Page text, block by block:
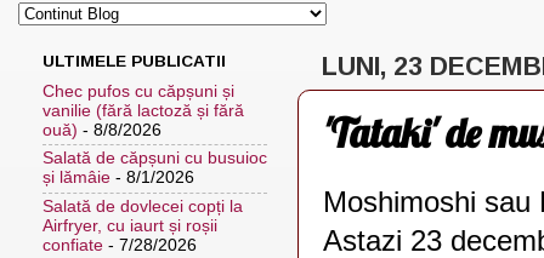
LUNI, 23
'Tataki' de
Moshimoshi sau
Astazi 23
ULTIMELE PUBLICATII
Chec pufos cu căpșuni și
vanilie (fără lactoză și fără
ouă) - 8/8/2026
Salată de căpșuni cu busuioc
și lămâie - 8/1/2026
Salată de dovlecei copți la
Airfryer, cu iaurt și roșii
confiate - 7/28/2026